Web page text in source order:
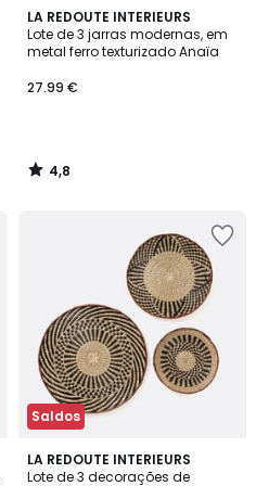
LA REDOUTE INTERIEURS
Lote de 3 jarras modernas, em
metal ferro texturizado Anaïa
27.99 €
4,8
/ 5
4,8
/
Saldos
LA REDOUTE INTERIEURS
Lote de 3 decorações de
4,4
/ 5